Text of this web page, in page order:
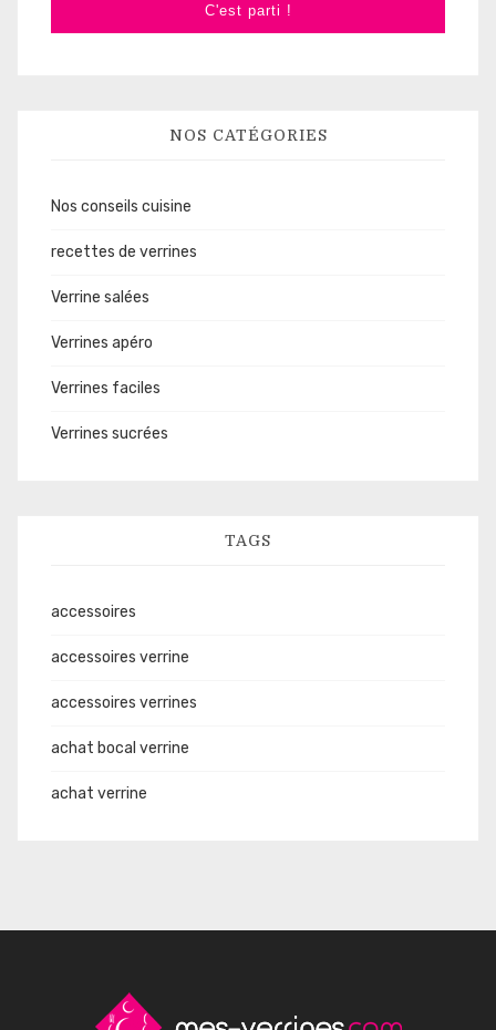
C'est parti !
NOS CATÉGORIES
Nos conseils cuisine
recettes de verrines
Verrine salées
Verrines apéro
Verrines faciles
Verrines sucrées
TAGS
accessoires
accessoires verrine
accessoires verrines
achat bocal verrine
achat verrine